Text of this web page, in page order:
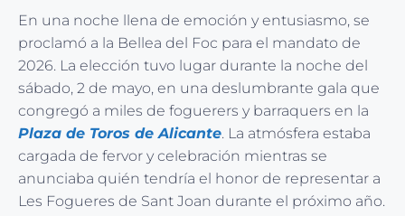
En una noche llena de emoción y entusiasmo, se
proclamó a la Bellea del Foc para el mandato de
2026. La elección tuvo lugar durante la noche del
sábado, 2 de mayo, en una deslumbrante gala que
congregó a miles de foguerers y barraquers en la
Plaza de Toros de Alicante. La atmósfera estaba
cargada de fervor y celebración mientras se
anunciaba quién tendría el honor de representar a
Les Fogueres de Sant Joan durante el próximo año.